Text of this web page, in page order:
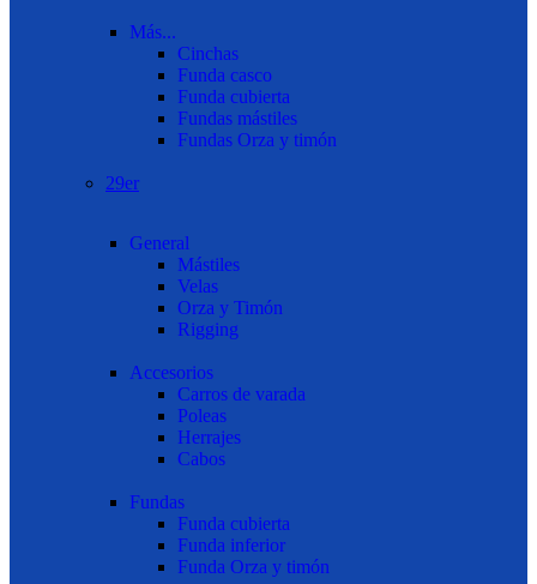
Más...
Cinchas
Funda casco
Funda cubierta
Fundas mástiles
Fundas Orza y timón
29er
General
Mástiles
Velas
Orza y Timón
Rigging
Accesorios
Carros de varada
Poleas
Herrajes
Cabos
Fundas
Funda cubierta
Funda inferior
Funda Orza y timón